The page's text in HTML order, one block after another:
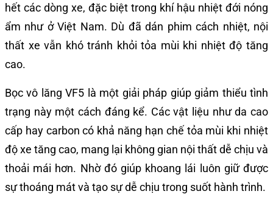
hết các dòng xe, đặc biệt trong khí hậu nhiệt đới nóng
ẩm như ở Việt Nam. Dù đã dán phim cách nhiệt, nội
thất xe vẫn khó tránh khỏi tỏa mùi khi nhiệt độ tăng
cao.
Bọc vô lăng VF5 là một giải pháp giúp giảm thiểu tình
trạng này một cách đáng kể. Các vật liệu như da cao
cấp hay carbon có khả năng hạn chế tỏa mùi khi nhiệt
độ xe tăng cao, mang lại không gian nội thất dễ chịu và
thoải mái hơn. Nhờ đó giúp khoang lái luôn giữ được
sự thoáng mát và tạo sự dễ chịu trong suốt hành trình.